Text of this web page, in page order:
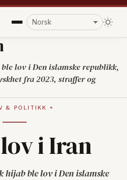
lov i Den islamske republikk,
fra 2023, straffer og
& POLITIKK
i Iran
ble lov i Den islamske